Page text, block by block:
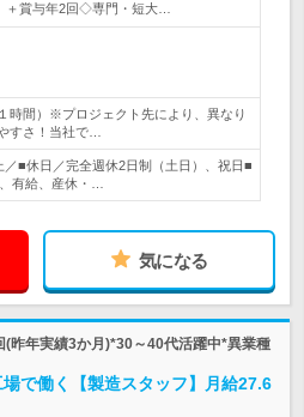
＋賞与年2回◇専門・短大…
時間）※プロジェクト先により、異なり
すさ！当社で…
／■休日／完全週休2日制（土日）、祝日■
有給、産休・…
気になる
(昨年実績3か月)*30～40代活躍中*異業種
で働く【製造スタッフ】月給27.6